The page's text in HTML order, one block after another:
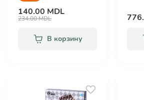
140.00 MDL
234.00 MDL
В корзину